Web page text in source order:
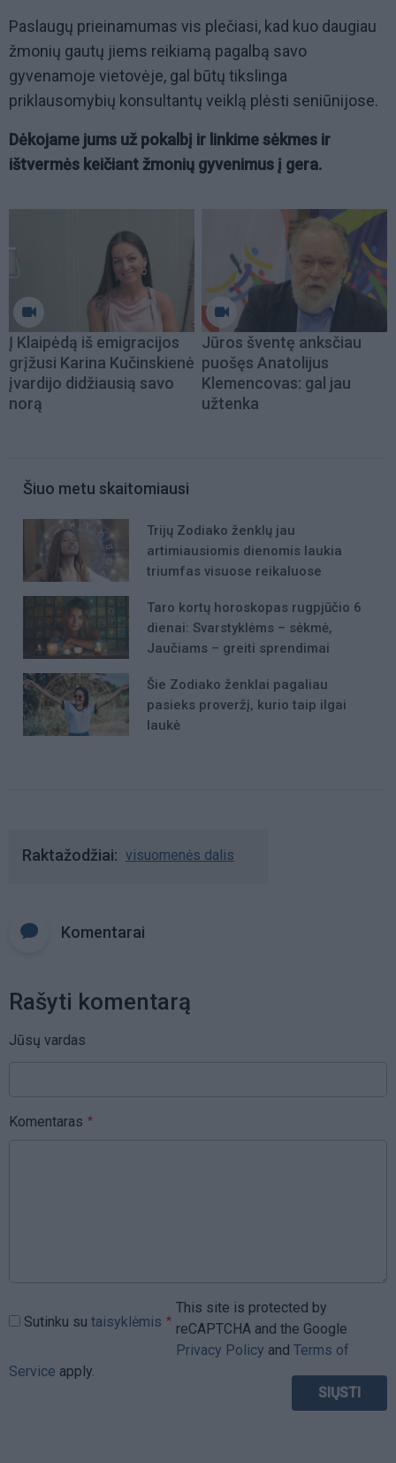
Paslaugų prieinamumas vis plečiasi, kad kuo daugiau
žmonių gautų jiems reikiamą pagalbą savo
gyvenamoje vietovėje, gal būtų tikslinga
priklausomybių konsultantų veiklą plėsti seniūnijose.
Dėkojame jums už pokalbį ir linkime sėkmes ir
ištvermės keičiant žmonių gyvenimus į gera.
Į Klaipėdą iš emigracijos
grįžusi Karina Kučinskienė
įvardijo didžiausią savo
norą
Jūros šventę anksčiau
puošęs Anatolijus
Klemencovas: gal jau
užtenka
Šiuo metu skaitomiausi
Trijų Zodiako ženklų jau
artimiausiomis dienomis laukia
triumfas visuose reikaluose
Taro kortų horoskopas rugpjūčio 6
dienai: Svarstyklėms – sėkmė,
Jaučiams – greiti sprendimai
Šie Zodiako ženklai pagaliau
pasieks proveržį, kurio taip ilgai
laukė
Raktažodžiai visuomenės dalis
Komentarai
Rašyti komentarą
Jūsų vardas
Komentaras
Sutinku su taisyklėmis
This site is protected by
reCAPTCHA and the Google
Privacy Policy and Terms of
Service apply.